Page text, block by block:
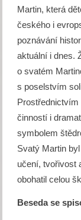
Martin, která
českého i
poznávání
aktuální i dnes.
o svatém
s poselstvím
činností i
symbolem
Svatý Martin
učení, tvořivost
obohatil celou
Beseda se